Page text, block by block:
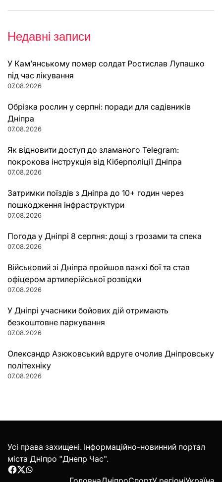
Недавні записи
У Кам’янському помер солдат Ростислав Лупашко
під час лікування
07.08.2026
Обрізка рослин у серпні: поради для садівників
Дніпра
07.08.2026
Як відновити доступ до зламаного Telegram:
покрокова інструкція від Кіберполіції Дніпра
07.08.2026
Затримки поїздів з Дніпра до 10+ годин через
пошкодження інфраструктури
07.08.2026
Погода у Дніпрі 8 серпня: дощі з грозами та спека
07.08.2026
Військовий зі Дніпра пройшов важкі бої та став
офіцером артилерійської розвідки
07.08.2026
У Дніпрі учасники бойових дій отримають
безкоштовне паркування
07.08.2026
Олександр Азюковський вдруге очолив Дніпровську
політехніку
07.08.2026
Усі права захищені. Інформаційно-новинний портал
міста Дніпро "Днепр Час".
Facebook
Twitter
WhatsApp